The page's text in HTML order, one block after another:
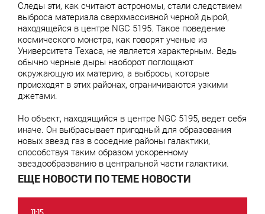
Следы эти, как считают астрономы, стали следствием
выброса материала сверхмассивной черной дырой,
находящейся в центре NGC 5195. Такое поведение
космического монстра, как говорят ученые из
Университета Техаса, не является характерным. Ведь
обычно черные дыры наоборот поглощают
окружающую их материю, а выбросы, которые
происходят в этих районах, ограничиваются узкими
джетами.
Но объект, находящийся в центре NGC 5195, ведет себя
иначе. Он выбрасывает пригодный для образования
новых звезд газ в соседние районы галактики,
способствуя таким образом ускоренному
звездообразванию в центральной части галактики.
ЕЩЕ НОВОСТИ ПО ТЕМЕ НОВОСТИ